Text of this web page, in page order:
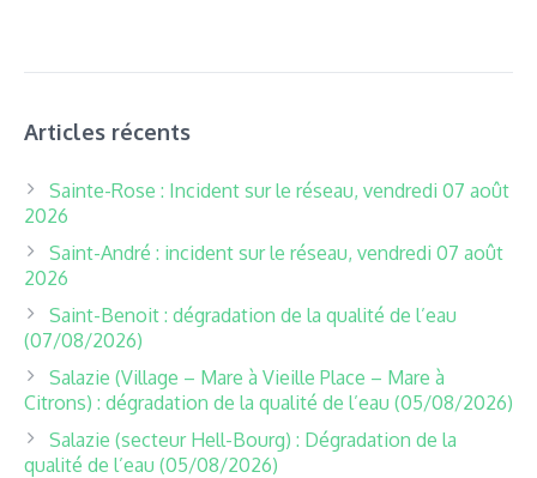
Articles récents
Sainte-Rose : Incident sur le réseau, vendredi 07 août
2026
Saint-André : incident sur le réseau, vendredi 07 août
2026
Saint-Benoit : dégradation de la qualité de l’eau
(07/08/2026)
Salazie (Village – Mare à Vieille Place – Mare à
Citrons) : dégradation de la qualité de l’eau (05/08/2026)
Salazie (secteur Hell-Bourg) : Dégradation de la
qualité de l’eau (05/08/2026)